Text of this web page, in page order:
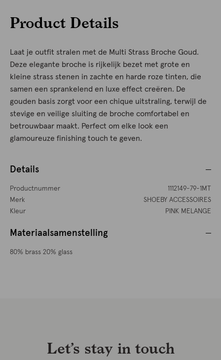
Product Details
Laat je outfit stralen met de Multi Strass Broche Goud.
Deze elegante broche is rijkelijk bezet met grote en
kleine strass stenen in zachte en harde roze tinten, die
samen een sprankelend en luxe effect creëren. De
gouden basis zorgt voor een chique uitstraling, terwijl de
stevige en veilige sluiting de broche comfortabel en
betrouwbaar maakt. Perfect om elke look een
glamoureuze finishing touch te geven.
Details
Productnummer
1112149-79-1MT
Merk
SHOEBY ACCESSOIRES
Kleur
PINK MELANGE
Materiaalsamenstelling
80% brass 20% glass
Let’s stay in touch